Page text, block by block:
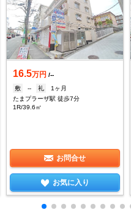
16.5万円 /--
敷
-- 礼
1ヶ月
たまプラーザ駅 徒歩7分
1R/39.6㎡
お問合せ
お気に入り